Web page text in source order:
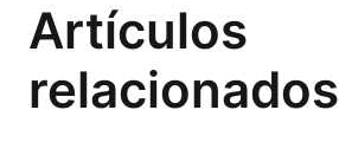
Artículos
relacionados